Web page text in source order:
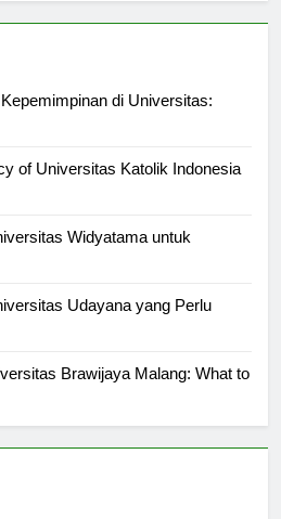
di Universitas:
of Universitas Katolik Indonesia
Widyatama untuk
Udayana yang Perlu
Brawijaya Malang: What to